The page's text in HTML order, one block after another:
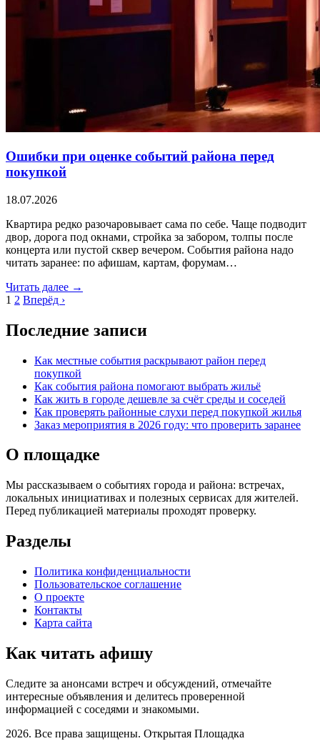
Ошибки при оценке событий района перед
покупкой
18.07.2026
Квартира редко разочаровывает сама по себе. Чаще подводит
двор, дорога под окнами, стройка за забором, толпы после
концерта или пустой сквер вечером. События района надо
читать заранее: по афишам, картам, форумам…
Читать далее →
1 2 Вперёд ›
Последние записи
Как местные события раскрывают район перед
покупкой
Как события района помогают выбрать жильё
Как жить в городе дешевле за счёт среды и соседей
Как проверять районные слухи перед покупкой жилья
Заказ мероприятия в 2026 году: что проверить заранее
О площадке
Мы рассказываем о событиях города и района: встречах,
локальных инициативах и полезных сервисах для жителей.
Перед публикацией материалы проходят проверку.
Разделы
Политика конфиденциальности
Пользовательское соглашение
О проекте
Контакты
Карта сайта
Как читать афишу
Следите за анонсами встреч и обсуждений, отмечайте
интересные объявления и делитесь проверенной
информацией с соседями и знакомыми.
2026. Все права защищены. Открытая Площадка